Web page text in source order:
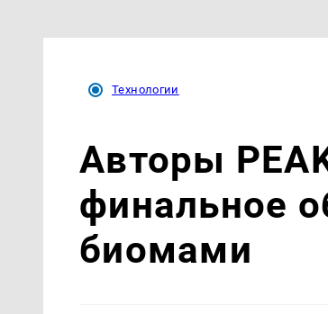
Технологии
Авторы
финальное
биомами